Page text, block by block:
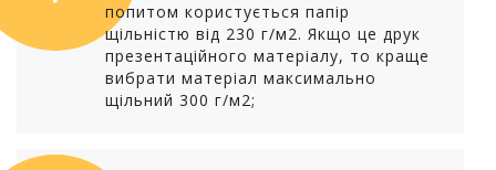
попитом користується папір
щільністю від 230 г/м2. Якщо це друк
презентаційного матеріалу, то краще
вибрати матеріал максимально
щільний 300 г/м2;